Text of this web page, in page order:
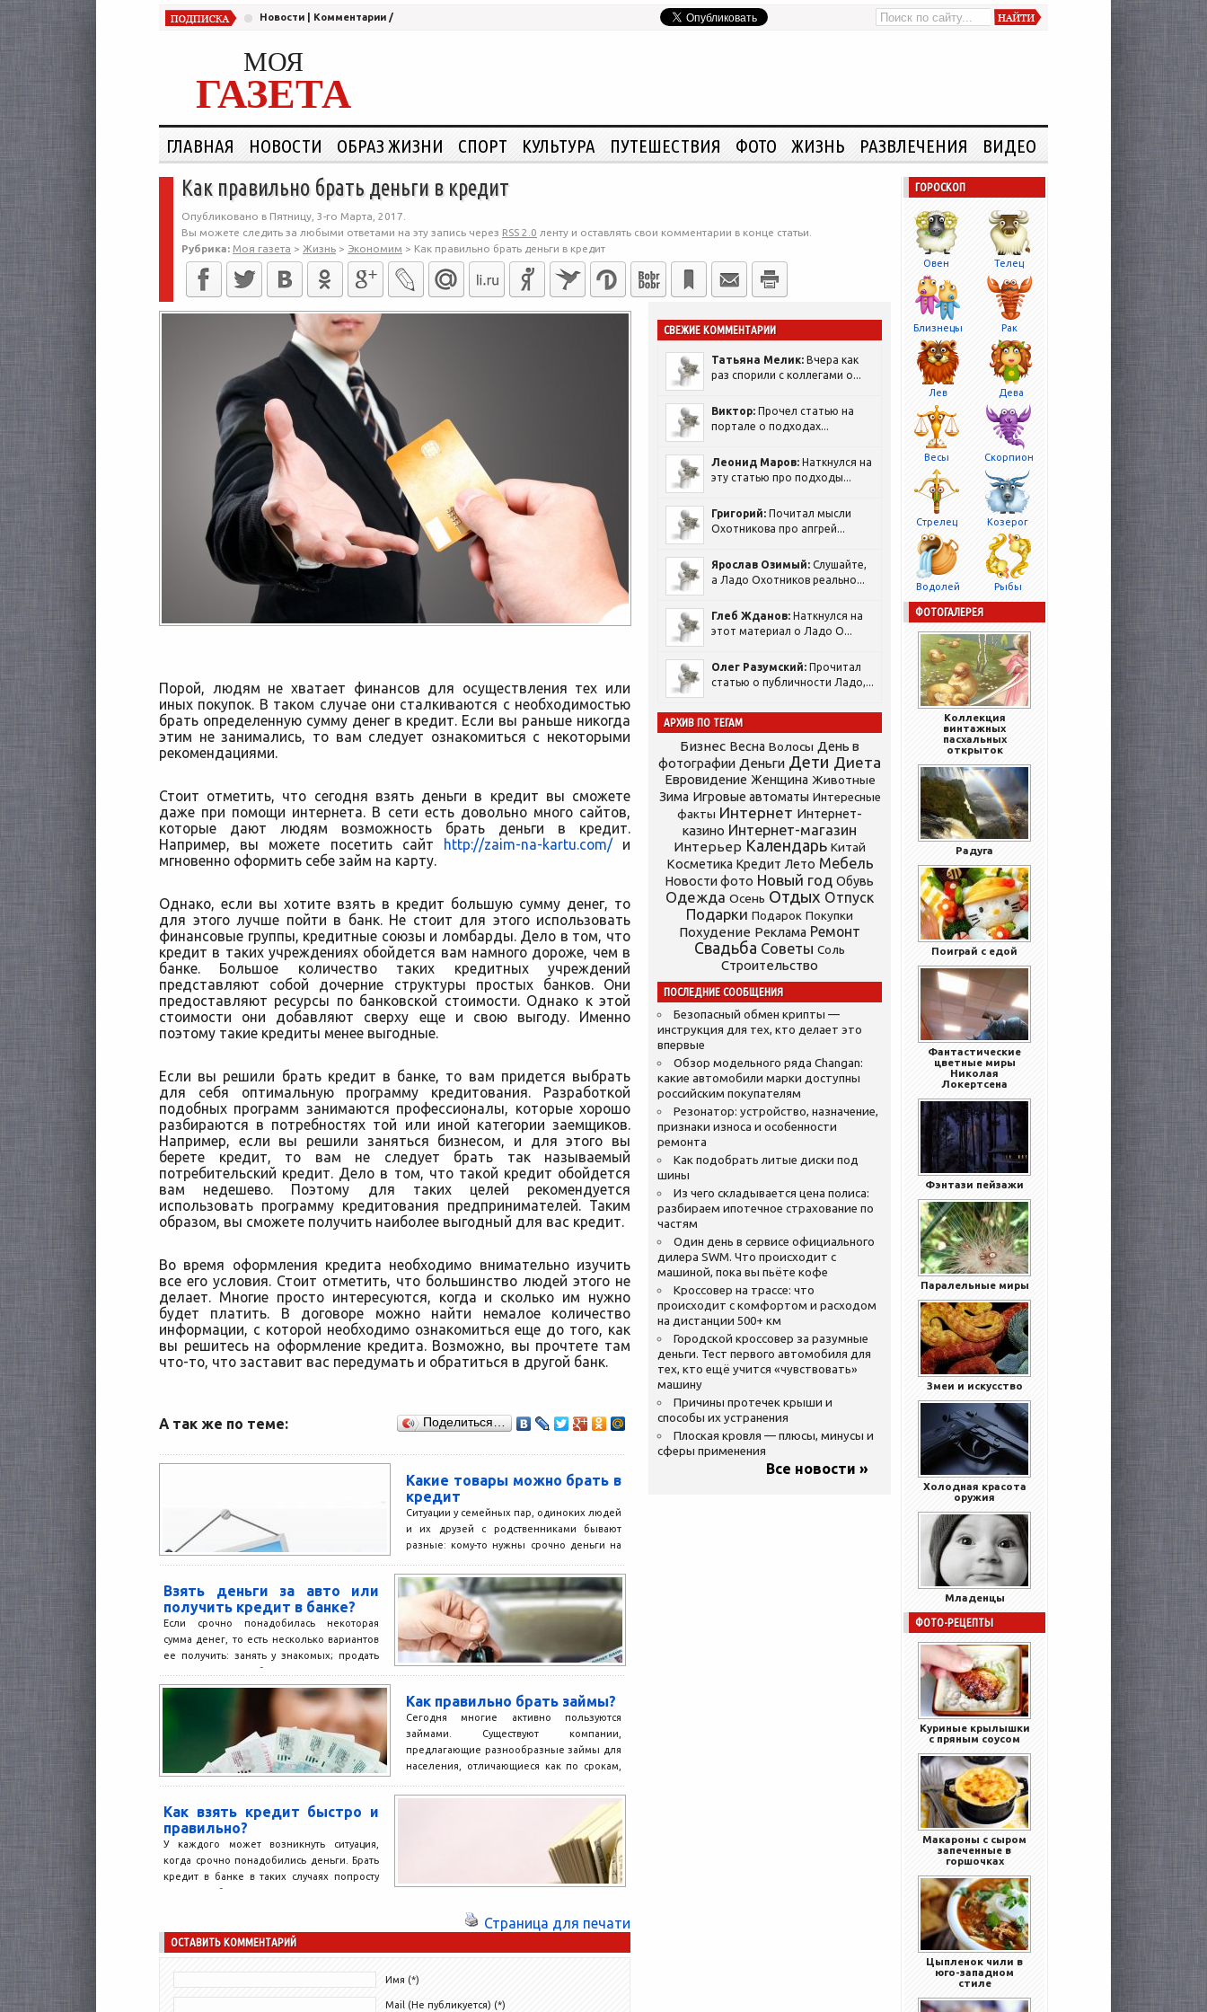
Новости Комментарии /
МОЯ
ГАЗЕТА
ГЛАВНАЯ НОВОСТИ ОБРАЗ ЖИЗНИ СПОРТ КУЛЬТУРА ПУТЕШЕСТВИЯ ФОТО ЖИЗНЬ РАЗВЛЕЧЕНИЯ ВИДЕО
Как правильно брать деньги в кредит
Опубликовано в Пятницу, 3-го Марта, 2017.
Вы можете следить за любыми ответами на эту запись через RSS 2.0 ленту и оставлять свои комментарии в конце статьи.
Рубрика: Моя газета > Жизнь > Экономим > Как правильно брать деньги в кредит
Порой, людям не хватает финансов для осуществления тех или
иных покупок. В таком случае они сталкиваются с необходимостью
брать определенную сумму денег в кредит. Если вы раньше никогда
этим не занимались, то вам следует ознакомиться с некоторыми
рекомендациями.
Стоит отметить, что сегодня взять деньги в кредит вы сможете
даже при помощи интернета. В сети есть довольно много сайтов,
которые дают людям возможность брать деньги в кредит.
Например, вы можете посетить сайт
http://zaim-na-kartu.com/и
мгновенно оформить себе займ на карту.
Однако, если вы хотите взять в кредит большую сумму денег, то
для этого лучше пойти в банк. Не стоит для этого использовать
финансовые группы, кредитные союзы и ломбарды. Дело в том, что
кредит в таких учреждениях обойдется вам намного дороже, чем в
банке. Большое количество таких кредитных учреждений
представляют собой дочерние структуры простых банков. Они
предоставляют ресурсы по банковской стоимости. Однако к этой
стоимости они добавляют сверху еще и свою выгоду. Именно
поэтому такие кредиты менее выгодные.
Если вы решили брать кредит в банке, то вам придется выбрать
для себя оптимальную программу кредитования. Разработкой
подобных программ занимаются профессионалы, которые хорошо
разбираются в потребностях той или иной категории заемщиков.
Например, если вы решили заняться бизнесом, и для этого вы
берете кредит, то вам не следует брать так называемый
потребительский кредит. Дело в том, что такой кредит обойдется
вам недешево. Поэтому для таких целей рекомендуется
использовать программу кредитования предпринимателей. Таким
образом, вы сможете получить наиболее выгодный для вас кредит.
Во время оформления кредита необходимо внимательно изучить
все его условия. Стоит отметить, что большинство людей этого не
делает. Многие просто интересуются, когда и сколько им нужно
будет платить. В договоре можно найти немалое количество
информации, с которой необходимо ознакомиться еще до того, как
вы решитесь на оформление кредита. Возможно, вы прочтете там
что-то, что заставит вас передумать и обратиться в другой банк.
А так же по теме: Поделиться…
Какие товары можно брать в
кредит
Ситуации у семейных пар, одиноких людей
и их друзей с родственниками бывают
разные: кому-то нужны срочно деньги на
Взять деньги за авто или
получить кредит в банке?
Если срочно понадобилась некоторая
сумма денег, то есть несколько вариантов
ее получить: занять у знакомых; продать
что-то ненужное; обратиться в...
Как правильно брать займы?
Сегодня многие активно пользуются
займами. Существуют компании,
предлагающие разнообразные займы для
населения, отличающиеся как по срокам,
Как взять кредит быстро и
правильно?
У каждого может возникнуть ситуация,
когда срочно понадобились деньги. Брать
кредит в банке в таких случаях попросту
нецелесообразно, по причине...
Страница для печати
ОСТАВИТЬ КОММЕНТАРИЙ
Имя (*)
Mail (Не публикуется) (*)
СВЕЖИЕ КОММЕНТАРИИ
Татьяна Мелик: Вчера как
раз спорили с коллегами о...
Виктор: Прочел статью на
портале о подходах...
Леонид Маров: Наткнулся на
эту статью про подходы...
Григорий: Почитал мысли
Охотникова про апгрей...
Ярослав Озимый: Слушайте,
а Ладо Охотников реально...
Глеб Жданов: Наткнулся на
этот материал о Ладо О...
Олег Разумский: Прочитал
статью о публичности Ладо,...
АРХИВ ПО ТЕГАМ
Бизнес Весна Волосы День в
фотографии Деньги Дети Диета
Евровидение Женщина Животные
Зима Игровые автоматы Интересные
факты Интернет Интернет-
казино Интернет-магазин
Интерьер Календарь Китай
Косметика Кредит Лето Мебель
Новости фото Новый год Обувь
Одежда Осень Отдых Отпуск
Подарки Подарок Покупки
Похудение Реклама Ремонт
Свадьба Советы Соль
Строительство
ПОСЛЕДНИЕ СООБЩЕНИЯ
Безопасный обмен крипты —
инструкция для тех, кто делает это
впервые
Обзор модельного ряда Changan:
какие автомобили марки доступны
российским покупателям
Резонатор: устройство, назначение,
признаки износа и особенности
ремонта
Как подобрать литые диски под
шины
Из чего складывается цена полиса:
разбираем ипотечное страхование по
частям
Один день в сервисе официального
дилера SWM. Что происходит с
машиной, пока вы пьёте кофе
Кроссовер на трассе: что
происходит с комфортом и расходом
на дистанции 500+ км
Городской кроссовер за разумные
деньги. Тест первого автомобиля для
тех, кто ещё учится «чувствовать»
машину
Причины протечек крыши и
способы их устранения
Плоская кровля — плюсы, минусы и
сферы применения
Все новости »
ГОРОСКОП
Овен Телец
Близнецы Рак
Лев Дева
Весы Скорпион
Стрелец Козерог
Водолей Рыбы
ФОТОГАЛЕРЕЯ
Коллекция
винтажных
пасхальных
открыток
Радуга
Поиграй с едой
Фантастические
цветные миры
Николая
Локертсена
Фэнтази пейзажи
Паралельные миры
Змеи и искусство
Холодная красота
оружия
Младенцы
ФОТО-РЕЦЕПТЫ
Куриные крылышки
с пряным соусом
Макароны с сыром
запеченные в
горшочках
Цыпленок чили в
юго-западном
стиле